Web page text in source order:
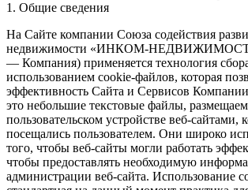
1. Общие сведения
На Сайте компании Союза содействия
недвижимости «ИНКОМ-
— Компания) применяется технология
использованием cookie-файлов, которая
эффективность Сайта и Сервисов
это небольшие текстовые файлы,
пользовательском устройстве веб-сайтами,
посещались пользователем. Они широко
того, чтобы веб-сайты могли работать
чтобы предоставлять необходимую
администрации веб-сайта. Использование